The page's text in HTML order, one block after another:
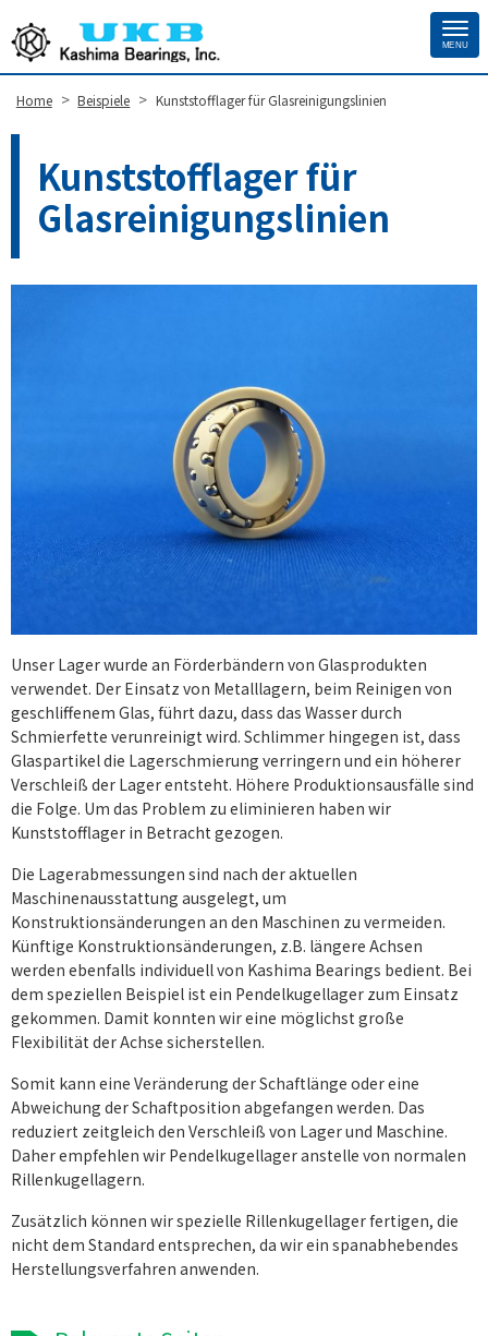
MENU
Home > Beispiele > Kunststofflager für Glasreinigungslinien
Kunststofflager für
Glasreinigungslinien
Unser Lager wurde an Förderbändern von Glasprodukten
verwendet. Der Einsatz von Metalllagern, beim Reinigen von
geschliffenem Glas, führt dazu, dass das Wasser durch
Schmierfette verunreinigt wird. Schlimmer hingegen ist, dass
Glaspartikel die Lagerschmierung verringern und ein höherer
Verschleiß der Lager entsteht. Höhere Produktionsausfälle sind
die Folge. Um das Problem zu eliminieren haben wir
Kunststofflager in Betracht gezogen.
Die Lagerabmessungen sind nach der aktuellen
Maschinenausstattung ausgelegt, um
Konstruktionsänderungen an den Maschinen zu vermeiden.
Künftige Konstruktionsänderungen, z.B. längere Achsen
werden ebenfalls individuell von Kashima Bearings bedient. Bei
dem speziellen Beispiel ist ein Pendelkugellager zum Einsatz
gekommen. Damit konnten wir eine möglichst große
Flexibilität der Achse sicherstellen.
Somit kann eine Veränderung der Schaftlänge oder eine
Abweichung der Schaftposition abgefangen werden. Das
reduziert zeitgleich den Verschleiß von Lager und Maschine.
Daher empfehlen wir Pendelkugellager anstelle von normalen
Rillenkugellagern.
Zusätzlich können wir spezielle Rillenkugellager fertigen, die
nicht dem Standard entsprechen, da wir ein spanabhebendes
Herstellungsverfahren anwenden.
Site
Footer